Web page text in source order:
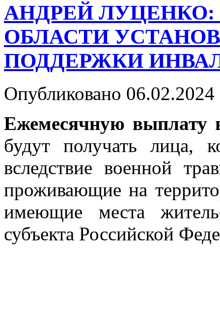
АНДРЕЙ ЛУЦЕНКО:
ОБЛАСТИ
ПОДДЕРЖКИ
Опубликовано
Ежемесячную выплату
будут получать лица,
вследствие военной
проживающие на
имеющие места
субъекта Российской